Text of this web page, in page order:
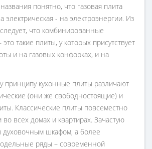
понятно, что газовая плита
электрическая - на электроэнергии. Из
что комбинированные
такие плиты, у которых присутствует
и на газовых конфорках, и на
принципу кухонные плиты различают
(они же свободностоящие) и
Классические плиты повсеместно
во всех домах и квартирах. Зачастую
духовочным шкафом, а более
ряды – современной